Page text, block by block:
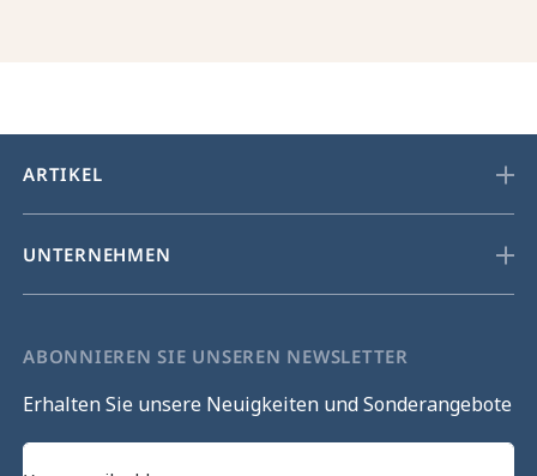
ARTIKEL
UNTERNEHMEN
ABONNIEREN SIE UNSEREN NEWSLETTER
Erhalten Sie unsere Neuigkeiten und Sonderangebote